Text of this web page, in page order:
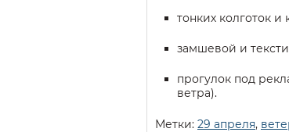
тонких колготок и
замшевой и
прогулок под
ветра).
Метки: 29 апреля,